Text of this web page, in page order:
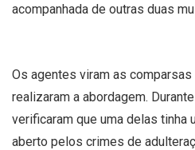
acompanhada de outras duas
Os agentes viram as comparsas
realizaram a abordagem.
verificaram que uma delas tinha
aberto pelos crimes de